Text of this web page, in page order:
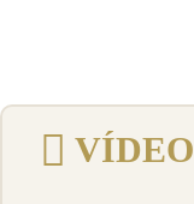
VÍDEO